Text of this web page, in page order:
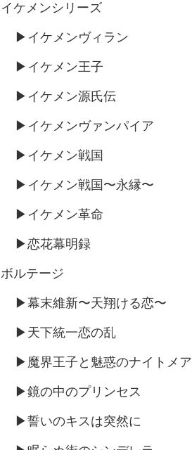
イケメンシリーズ
▶︎イケメンヴィラン
▶︎イケメン王子
▶︎イケメン源氏伝
▶︎イケメンヴァンパイア
▶︎イケメン戦国
▶︎イケメン戦国〜永縁〜
▶︎イケメン革命
▶︎恋花幕明録
ボルテージ
▶︎幕末維新〜天翔ける恋〜
▶︎天下統一恋の乱
▶︎魔界王子と魅惑のナイトメア
▶︎鏡の中のプリンセス
▶︎誓いのキスは突然に